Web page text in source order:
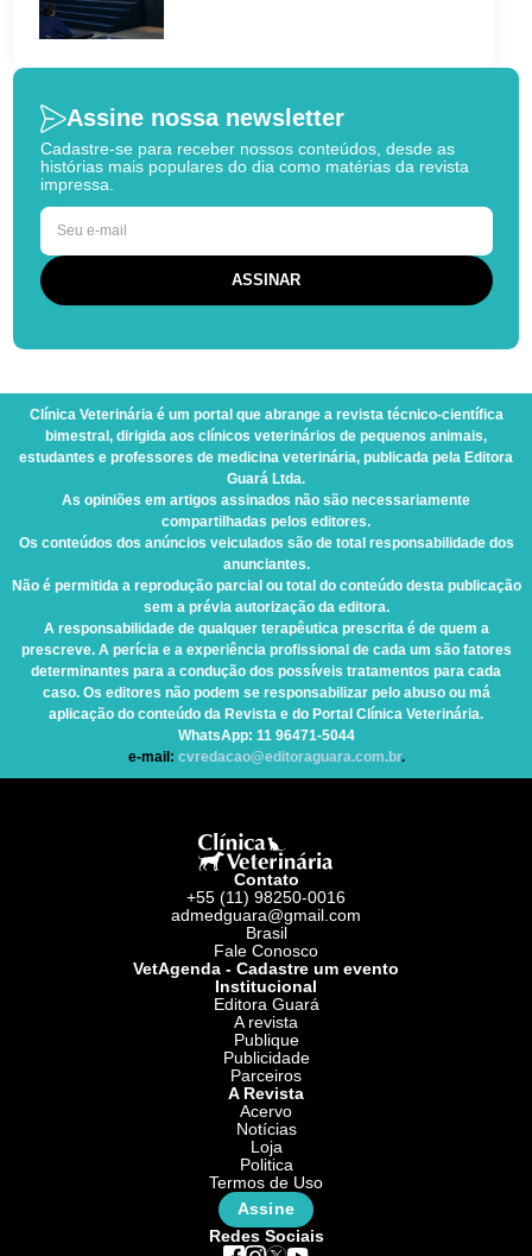
Assine nossa newsletter
Cadastre-se para receber nossos conteúdos, desde as
histórias mais populares do dia como matérias da revista
impressa.
Clínica Veterinária é um portal que abrange a revista técnico-científica
bimestral, dirigida aos clínicos veterinários de pequenos animais,
estudantes e professores de medicina veterinária, publicada pela Editora
Guará Ltda.
As opiniões em artigos assinados não são necessariamente
compartilhadas pelos editores.
Os conteúdos dos anúncios veiculados são de total responsabilidade dos
anunciantes.
Não é permitida a reprodução parcial ou total do conteúdo desta publicação
sem a prévia autorização da editora.
A responsabilidade de qualquer terapêutica prescrita é de quem a
prescreve. A perícia e a experiência profissional de cada um são fatores
determinantes para a condução dos possíveis tratamentos para cada
caso. Os editores não podem se responsabilizar pelo abuso ou má
aplicação do conteúdo da Revista e do Portal Clínica Veterinária.
WhatsApp: 11 96471-5044
e-mail: cvredacao@editoraguara.com.br.
Contato
+55 (11) 98250-0016
admedguara@gmail.com
Brasil
Fale Conosco
VetAgenda - Cadastre um evento
Institucional
Editora Guará
A revista
Publique
Publicidade
Parceiros
A Revista
Acervo
Notícias
Loja
Politica
Termos de Uso
Assine
Redes Sociais